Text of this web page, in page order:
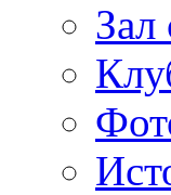
Зал